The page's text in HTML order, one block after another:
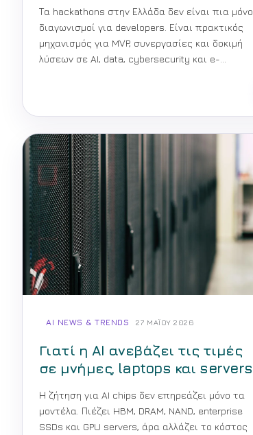
Τα hackathons στην Ελλάδα δεν είναι πια μόνο
διαγωνισμοί για developers. Είναι πρακτικός
μηχανισμός για MVP, συνεργασίες και δοκιμή
λύσεων σε AI, data, cybersecurity και e-
AI NEWS & TRENDS 27 ΜΑΪ́ΟΥ 2026
Γιατί η AI ανεβάζει τις τιμές
σε μνήμες, laptops και servers
Η ζήτηση για AI chips δεν επηρεάζει μόνο τα
μοντέλα. Πιέζει HBM, DRAM, NAND, enterprise
SSDs και GPU servers, άρα αλλάζει το κόστος